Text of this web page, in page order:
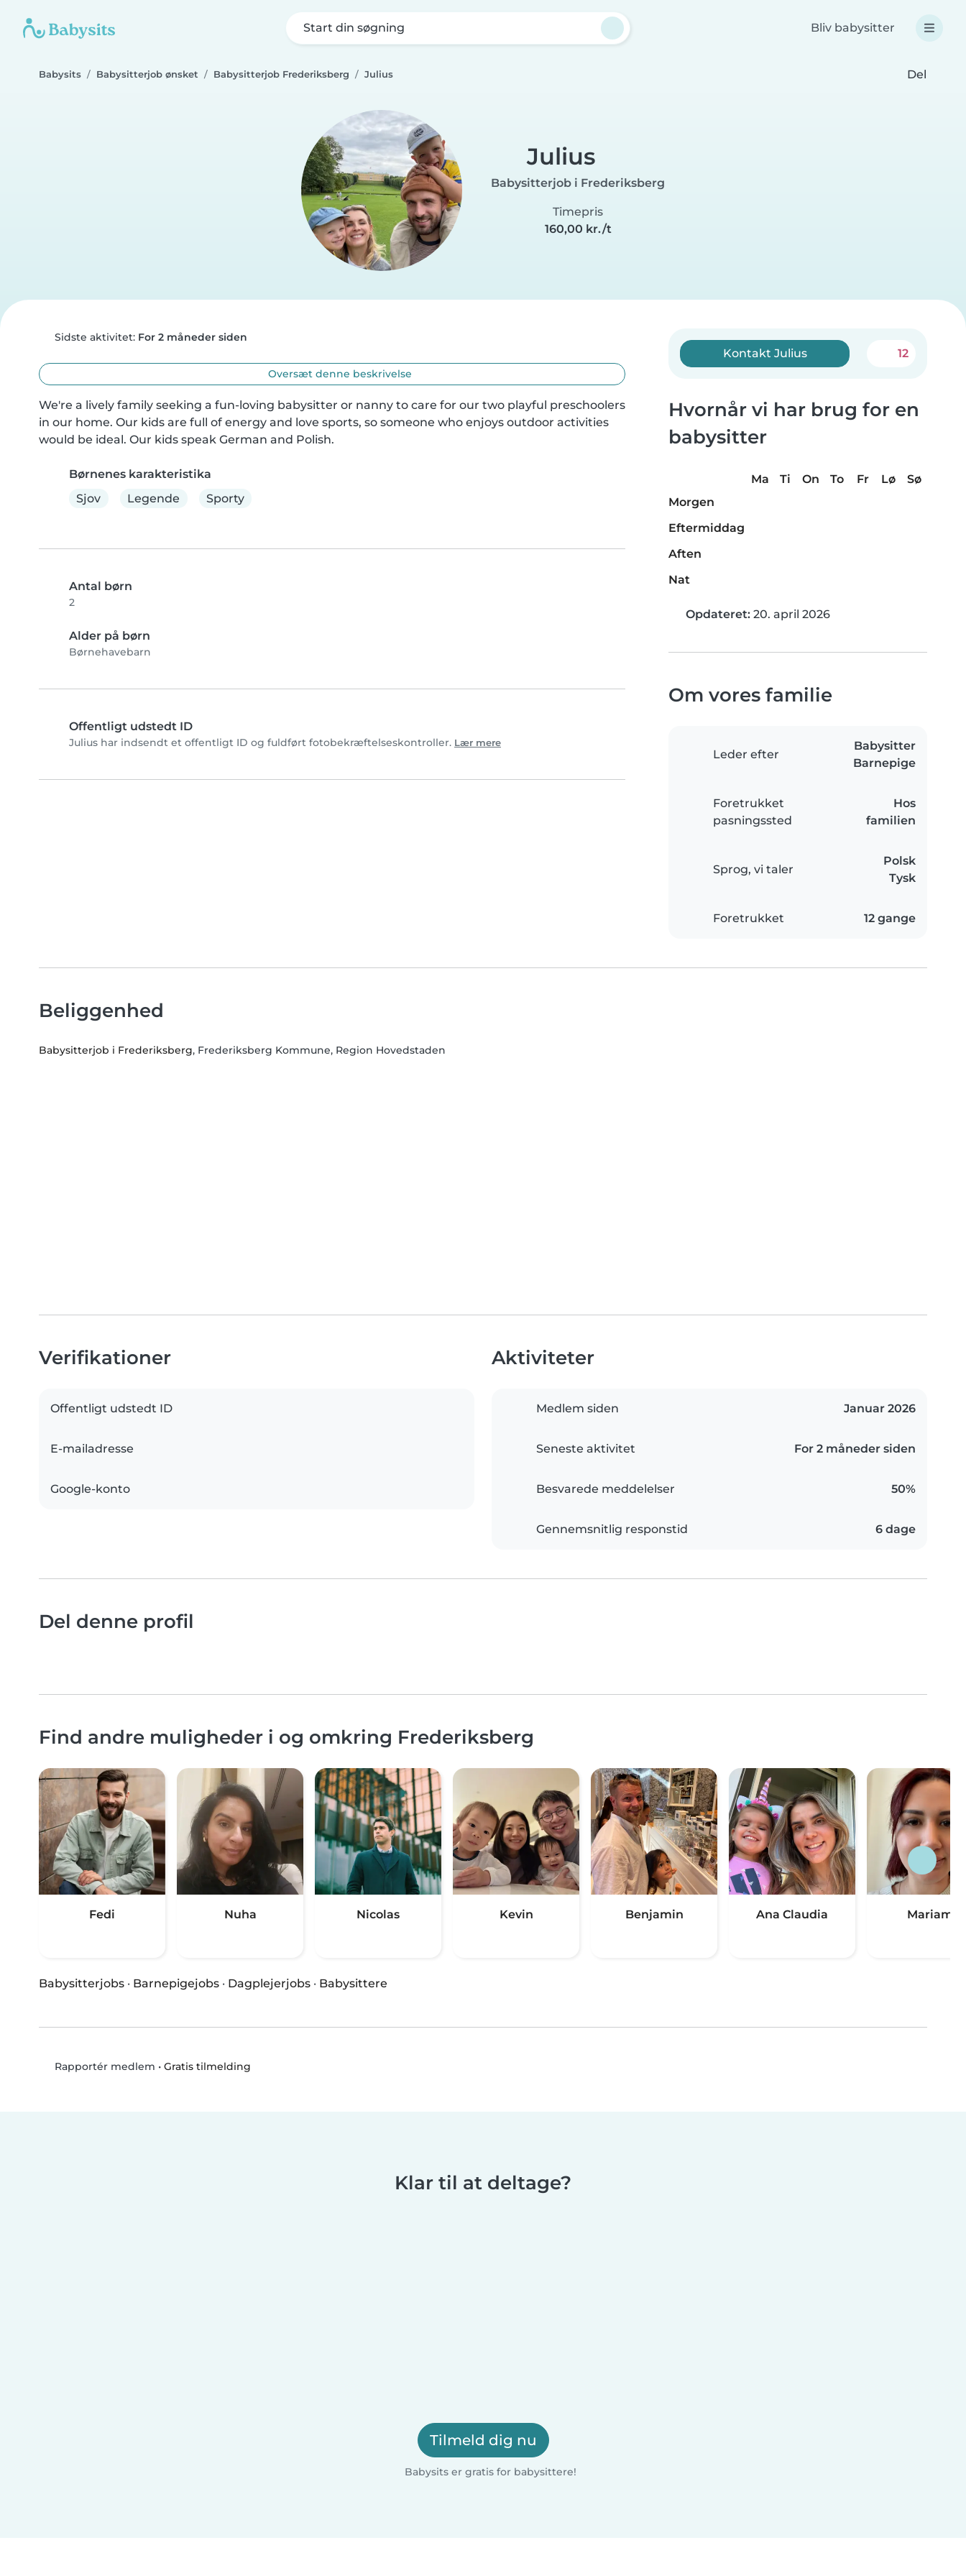
Start din søgning Bliv babysitter
Babysits Babysitterjob ønsket Babysitterjob Frederiksberg Julius Del
Julius
Babysitterjob i Frederiksberg
Timepris
160,00 kr./t
Sidste aktivitet: For 2 måneder siden
Oversæt denne beskrivelse
We're a lively family seeking a fun-loving babysitter or nanny to care for our two playful preschoolers
in our home. Our kids are full of energy and love sports, so someone who enjoys outdoor activities
would be ideal. Our kids speak German and Polish.
Børnenes karakteristika
Sjov
Legende Sporty
Antal børn
2
Alder på børn
Børnehavebarn
Offentligt udstedt ID
Julius har indsendt et offentligt ID og fuldført fotobekræftelseskontroller. Lær mere
Kontakt Julius 12
Hvornår vi har brug for en
babysitter
Ma Ti On To Fr Lø
Sø
Morgen
Eftermiddag
Aften
Nat
Opdateret: 20. april 2026
Om vores familie
Leder efter
Babysitter
Barnepige
Foretrukket
pasningssted
Hos
familien
Sprog, vi taler
Polsk
Tysk
Foretrukket 12 gange
Beliggenhed
Babysitterjob i Frederiksberg, Frederiksberg Kommune, Region Hovedstaden
Verifikationer
Offentligt udstedt ID
E-mailadresse
Google-konto
Aktiviteter
Medlem siden Januar 2026
Seneste aktivitet For 2 måneder siden
Besvarede meddelelser 50%
Gennemsnitlig responstid 6 dage
Del denne profil
Find andre muligheder i og omkring Frederiksberg
Fedi Nuha Nicolas Kevin Benjamin Ana Claudia Mariam
Babysitterjobs · Barnepigejobs · Dagplejerjobs · Babysittere
Rapportér medlem • Gratis tilmelding
Klar til at deltage?
Tilmeld dig nu
Babysits er gratis for babysittere!